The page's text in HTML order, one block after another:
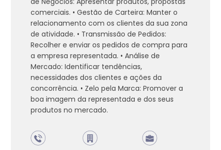
comerciais. • Gestão de Carteira: Manter o
relacionamento com os clientes da sua zona
de atividade. • Transmissão de Pedidos:
Recolher e enviar os pedidos de compra para
a empresa representada. • Análise de
Mercado: Identificar tendências,
necessidades dos clientes e ações da
concorrência. • Zelo pela Marca: Promover a
boa imagem da representada e dos seus
produtos no mercado.